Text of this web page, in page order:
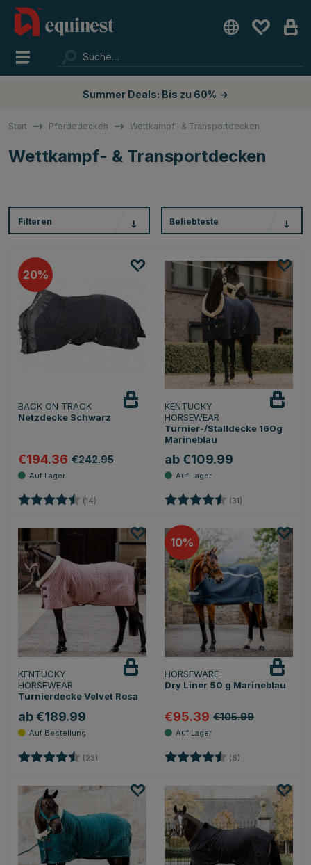
Summer Deals: Bis zu 60% →
Start Pferdedecken Wettkampf- & Transportdecken
Wettkampf- & Transportdecken
Filteren Beliebteste
20
BACK ON TRACK
Netzdecke Schwarz
€194.36 €242.95
Bewertung: (14) 4.8 von 5 Sternen
KENTUCKY
HORSEWEAR
Turnier-/Stalldecke 160g
Marineblau
ab €109.99
Bewertung: (31)
KENTUCKY
HORSEWEAR
Turnierdecke Velvet Rosa
ab €189.99
Bewertung: (23) 4.7 von 5 Sternen
10
HORSEWARE
Dry Liner 50 g Marineblau
€95.39 €105.99
Bewertung: (6)